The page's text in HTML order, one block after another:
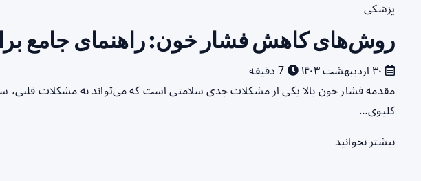
پزشکی
روش‌های کاهش فشار خون: راهنمای جامع
مقدمه فشار خون بالا یکی از مشکلات جدی سلامتی است که می‌تواند به مشکلات قلبی،
کلیوی…
بیشتر بخوانید